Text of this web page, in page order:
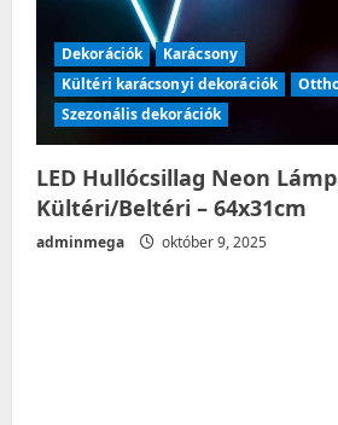
Dekorációk
Karácsony
Kültéri karácsonyi dekorációk
Szezonális dekorációk
LED Hullócsillag Neon
Kültéri/Beltéri – 64x31cm
adminmega október 9, 2025